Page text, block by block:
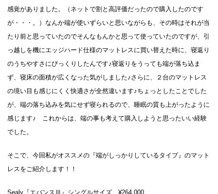
感覚がありました。（ネットで割と高評価だったので購入したのです
が・・・。）なんか端が使いずらいと思いながらも、その時はそれが当
たり前と思っていたのでそんなもんかと思って使っていたのですが、引
っ越しを機にエッジハード仕様のマットレスに買い替えた時に、寝返り
のうちやすさにびっくりしたんです♪寝返りをうっても端が落ち込ま
ず、寝床の面積が広くなった気がしました♪さらに、２台のマットレス
の境い目も感じにくく快適さが全然違います♪ちょっとしたことでした
が、端の落ち込みを気にせず寝られるので、睡眠の質も上がったように
感じます♪ これからは、端の事も考えて購入しようと思ったいい経験
でした。
そこで、今回私がオススメの『端がしっかりしているタイプ』のマット
レスをご紹介します！！
Sealy『エバンスⅢ』シングルサイズ ¥264,000